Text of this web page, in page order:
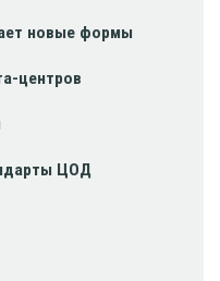
новые формы
центров
ЦОД